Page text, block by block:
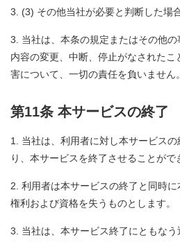
(3) その他当社が必要と判断した場
当社は、本条の規定またはその他
内容の変更、中断、停止がなされた
害について、一切の責任を負いません。
第11条 本サービスの終了
当社は、利用者に対し本サービス
り、本サービスを終了させることがで
利用者は本サービスの終了と同時
権利および資格を失うものとします。
当社は、本サービス終了にともな